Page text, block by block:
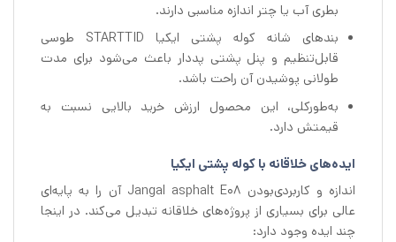
بطری آب یا چتر اندازه مناسبی دارند.
بندهای شانه کوله پشتی ایکیا STARTTID طوسی
قابل‌تنظیم و پنل پشتی پددار باعث می‌شود برای مدت
طولانی پوشیدن آن راحت باشد.
به‌طورکلی، این محصول ارزش خرید بالایی نسبت به
قیمتش دارد.
ایده‌های خلاقانه با کوله پشتی ایکیا
اندازه و کاربردی‌بودن Jangal asphalt E08 آن را به پایه‌ای
عالی برای بسیاری از پروژه‌های خلاقانه تبدیل می‌کند. در اینجا
چند ایده وجود دارد: